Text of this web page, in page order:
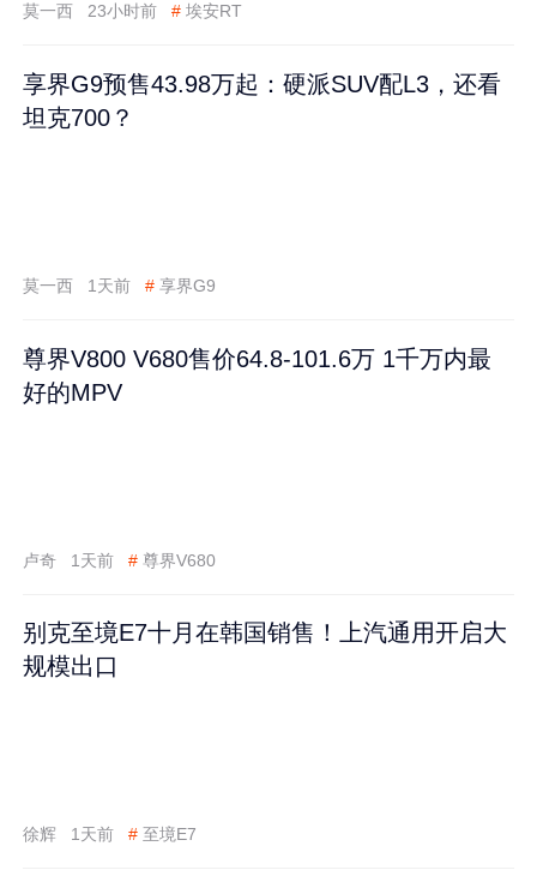
莫一西 23小时前 # 埃安RT
享界G9预售43.98万起：硬派SUV配L3，还看
坦克700？
莫一西 1天前 # 享界G9
尊界V800 V680售价64.8-101.6万 1千万内最
好的MPV
卢奇 1天前 # 尊界V680
别克至境E7十月在韩国销售！上汽通用开启大
规模出口
徐辉 1天前 # 至境E7